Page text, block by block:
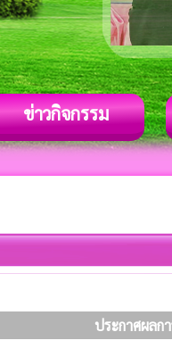
ข่าวกิจกรรม
ประกาศผลก